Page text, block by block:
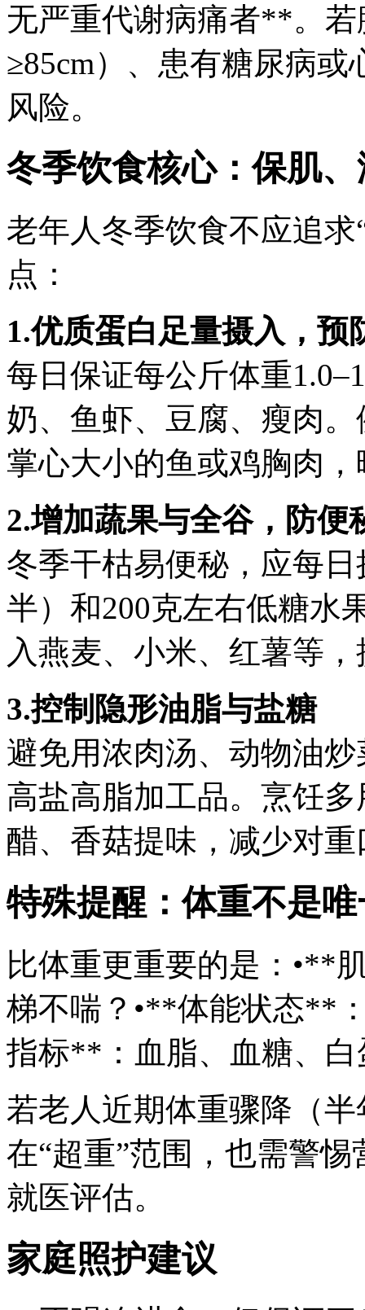
无严重代谢病痛者**。若
≥85cm）、患有糖尿病或
风险。
冬季饮食核心：保肌
老年人冬季饮食不应追
点：
1.优质蛋白足量摄入，预
每日保证每公斤体重
奶、鱼虾、豆腐、瘦肉
掌心大小的鱼或鸡胸肉
2.增加蔬果与全谷，防便
冬季干枯易便秘，应每
半）和200克左右低糖水
入燕麦、小米、红薯等
3.控制隐形油脂与盐糖
避免用浓肉汤、动物油
高盐高脂加工品。烹饪
醋、香菇提味，减少对
特殊提醒：体重不是
比体重更重要的是：•**
梯不喘？•**体能状态**
指标**：血脂、血糖、
若老人近期体重骤降（
在“超重”范围，也需警
就医评估。
家庭照护建议